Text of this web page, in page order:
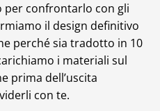
per confrontarlo con gli
il design definitivo
perché sia tradotto in 10
i materiali sul
prima dell’uscita
con te.